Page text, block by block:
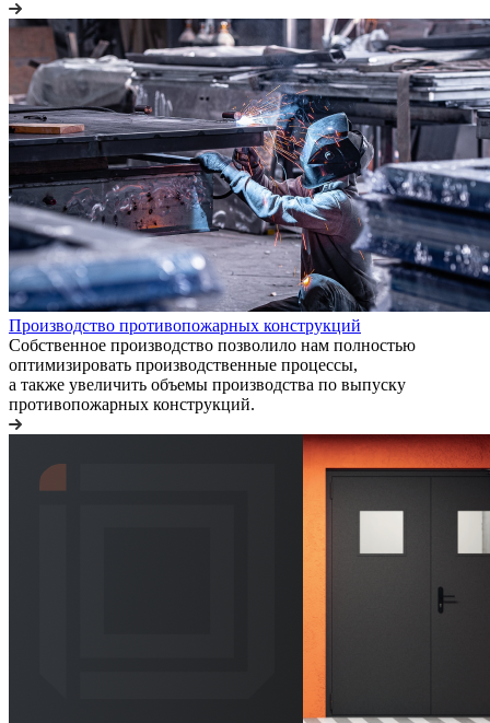
Производство противопожарных конструкций
Собственное производство позволило нам полностью
оптимизировать производственные процессы,
а также увеличить объемы производства по выпуску
противопожарных конструкций.